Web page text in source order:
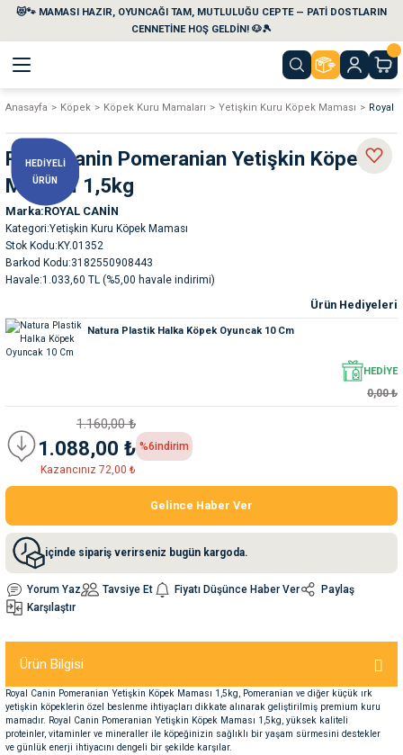
😻🐾 MAMASI HAZIR, OYUNCAĞI TAM, MUTLULUĞU CEPTE — PATİ DOSTLARIN
CENNETİNE HOŞ GELDİN! 🐶🎾
Geri Dön
Geri Dön
Temizlik Ürünleri
Su Kabları
Kemikleri
Geri Dön
Geri Dön
Geri Dön
Geri Dön
Anasayfa Köpek Köpek Kuru Mamaları Yetişkin Kuru Köpek Maması Royal
HEDİYELİ
ÜRÜN
Royal Canin Pomeranian Yetişkin Köpek
Maması 1,5kg
Marka ROYAL CANİN
Kategori Yetişkin Kuru Köpek Maması
Stok Kodu KY.01352
Barkod Kodu 3182550908443
Havale 1.033,60 TL (%5,00 havale indirimi)
Ürün Hediyeleri
Natura Plastik Halka Köpek Oyuncak 10 Cm
HEDİYE
0,00 ₺
1.160,00 ₺
1.088,00 ₺
Kazancınız 72,00 ₺
%6indirim
Gelince Haber Ver
içinde sipariş verirseniz bugün kargoda.
Yorum Yaz Tavsiye Et Fiyatı Düşünce Haber Ver
Paylaş
Karşılaştır
Ürün Bilgisi
Royal Canin Pomeranian Yetişkin Köpek Maması 1,5kg, Pomeranian ve diğer küçük ırk
yetişkin köpeklerin özel beslenme ihtiyaçları dikkate alınarak geliştirilmiş premium kuru
mamadır. Royal Canin Pomeranian Yetişkin Köpek Maması 1,5kg, yüksek kaliteli
proteinler, vitaminler ve mineraller ile köpeğinizin sağlıklı bir yaşam sürmesini destekler
ve günlük enerji ihtiyacını dengeli bir şekilde karşılar.